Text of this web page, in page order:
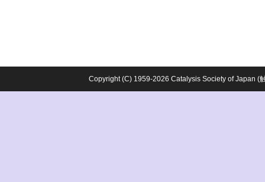
Copyright (C) 1959-2026 Catalysis Society of Japan (